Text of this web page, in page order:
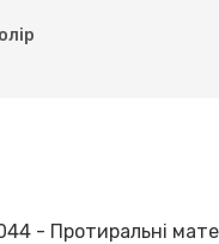
- Протиральні